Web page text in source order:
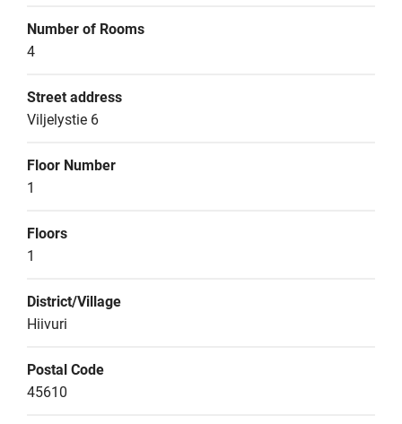
Number of Rooms
4
Street address
Viljelystie 6
Floor Number
1
Floors
1
District/Village
Hiivuri
Postal Code
45610